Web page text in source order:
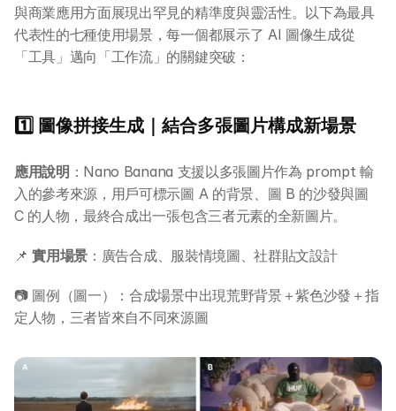
與商業應用方面展現出罕見的精準度與靈活性。以下為最具
代表性的七種使用場景，每一個都展示了 AI 圖像生成從
「工具」邁向「工作流」的關鍵突破：
1️⃣ 圖像拼接生成｜結合多張圖片構成新場景
應用說明 ：Nano Banana 支援以多張圖片作為 prompt 輸
入的參考來源，用戶可標示圖 A 的背景、圖 B 的沙發與圖
C 的人物，最終合成出一張包含三者元素的全新圖片。
📌 實用場景 ：廣告合成、服裝情境圖、社群貼文設計
📷 圖例（圖一）：合成場景中出現荒野背景＋紫色沙發＋指
定人物，三者皆來自不同來源圖